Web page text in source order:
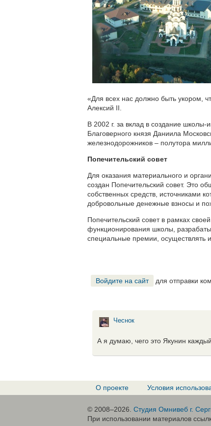
«Для всех нас должно быть укором,
Алексий II.
В 2002 г. за вклад в создание
Благоверного князя Даниила
железнодорожников – полутора
Попечительский совет
Для оказания материального и
создан Попечительский совет. Это
собственных средств, источниками
добровольные денежные взносы и
Попечительский совет в рамках
функционирования школы,
специальные премии, осуществлять
Войдите на сайт для отправки
Чеснок
А я думаю, чего это Якунин
О проекте Условия
© 2008–2026. Студия Омнивеб г.
При использовании материалов